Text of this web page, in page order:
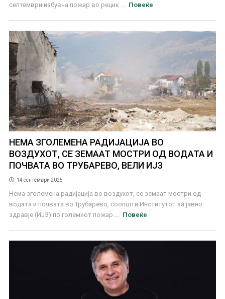
септември избувна пожар во рецик ...
Повеќе
НЕМА ЗГОЛЕМЕНА РАДИЈАЦИЈА ВО
ВОЗДУХОТ, СЕ ЗЕМААТ МОСТРИ ОД ВОДАТА И
ПОЧВАТА ВО ТРУБАРЕВО, ВЕЛИ ИЈЗ
14 септември 2025
Нема зголемена радијација во воздухот, се земаат мостри од
водата и почвата во Трубарево, соопшти Институтот за јавно
здравје (ИЈЗ) по големиот пожар ...
Повеќе